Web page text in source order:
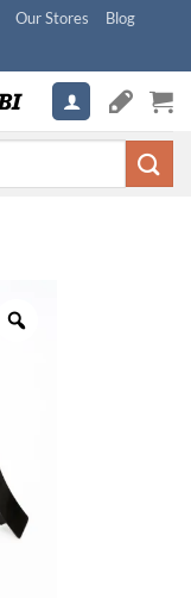
Our Stores
Blog